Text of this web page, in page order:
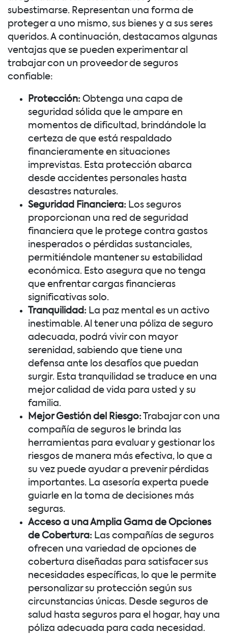
subestimarse. Representan una forma de
proteger a uno mismo, sus bienes y a sus seres
queridos. A continuación, destacamos algunas
ventajas que se pueden experimentar al
trabajar con un proveedor de seguros
confiable:
Protección: Obtenga una capa de
seguridad sólida que le ampare en
momentos de dificultad, brindándole la
certeza de que está respaldado
financieramente en situaciones
imprevistas. Esta protección abarca
desde accidentes personales hasta
desastres naturales.
Seguridad Financiera: Los seguros
proporcionan una red de seguridad
financiera que le protege contra gastos
inesperados o pérdidas sustanciales,
permitiéndole mantener su estabilidad
económica. Esto asegura que no tenga
que enfrentar cargas financieras
significativas solo.
Tranquilidad: La paz mental es un activo
inestimable. Al tener una póliza de seguro
adecuada, podrá vivir con mayor
serenidad, sabiendo que tiene una
defensa ante los desafíos que puedan
surgir. Esta tranquilidad se traduce en una
mejor calidad de vida para usted y su
familia.
Mejor Gestión del Riesgo: Trabajar con una
compañía de seguros le brinda las
herramientas para evaluar y gestionar los
riesgos de manera más efectiva, lo que a
su vez puede ayudar a prevenir pérdidas
importantes. La asesoría experta puede
guiarle en la toma de decisiones más
seguras.
Acceso a una Amplia Gama de Opciones
de Cobertura: Las compañías de seguros
ofrecen una variedad de opciones de
cobertura diseñadas para satisfacer sus
necesidades específicas, lo que le permite
personalizar su protección según sus
circunstancias únicas. Desde seguros de
salud hasta seguros para el hogar, hay una
póliza adecuada para cada necesidad.